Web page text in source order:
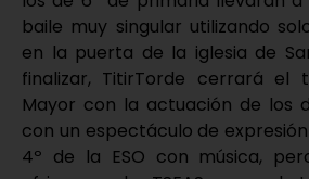
baile muy singular utilizando
en la puerta de la iglesia de
finalizar, TitirTorde cerrará el
Mayor con la actuación de los
con un espectáculo de
4º de la ESO con música,